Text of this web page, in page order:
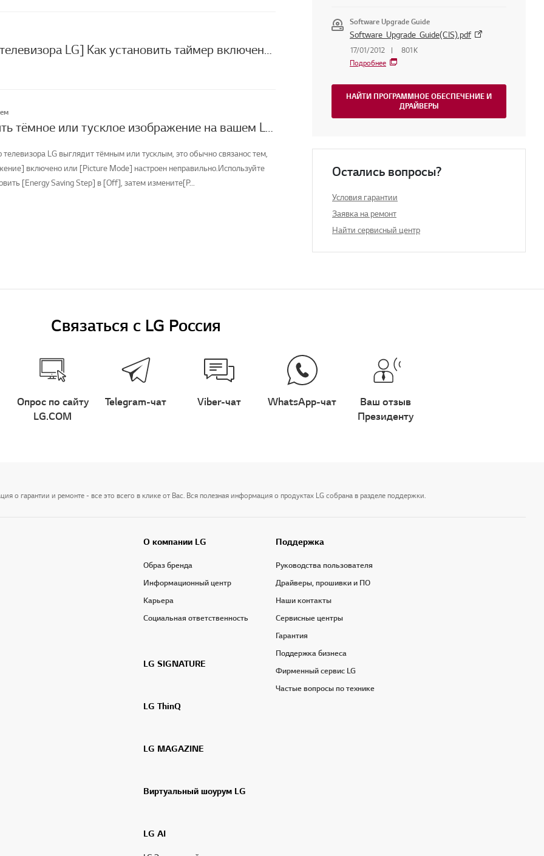
[Настройки телевизора LG] Как установить таймер включения/выключения?
Как исправить тёмное или тусклое изображение на вашем LG телевизоре
телевизора LG выглядит тёмным или тусклым, это обычно связанос тем,
включено или [Picture Mode] настроен неправильно.Используйте
[Energy Saving Step] в [Off], затем измените[P...
Software Upgrade Guide
Software_Upgrade_Guide(CIS).pdf
17/01/2012
801K
Подробнее
НАЙТИ ПРОГРАММНОЕ ОБЕСПЕЧЕНИЕ И
ДРАЙВЕРЫ
Остались вопросы?
Условия гарантии
Заявка на ремонт
Найти сервисный центр
Связаться с LG Россия
Опрос по сайту
LG.COM
Telegram-чат Viber-чат WhatsApp-чат
Ваш отзыв
Президенту
о гарантии и ремонте - все это всего в клике от Вас. Вся полезная информация о продуктах LG собрана в разделе поддержки.
О компании LG
Образ бренда
Информационный центр
Карьера
Социальная ответственность
LG SIGNATURE
LG ThinQ
LG MAGAZINE
Виртуальный шоурум LG
LG AI
Поддержка
Руководства пользователя
Драйверы, прошивки и ПО
Наши контакты
Сервисные центры
Гарантия
Поддержка бизнеса
Фирменный сервис LG
Частые вопросы по технике